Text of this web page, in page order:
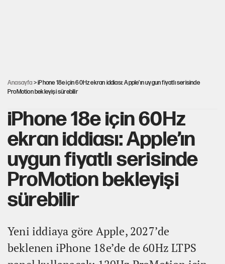
Anasayfa > iPhone 18e için 60Hz ekran iddiası: Apple’ın uygun fiyatlı serisinde
ProMotion bekleyişi sürebilir
iPhone 18e için 60Hz
ekran iddiası: Apple’ın
uygun fiyatlı serisinde
ProMotion bekleyişi
sürebilir
Yeni iddiaya göre Apple, 2027’de
beklenen iPhone 18e’de de 60Hz LTPS